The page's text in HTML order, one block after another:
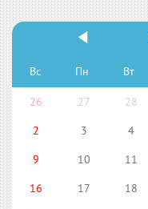
Вс Пн Вт
26 27 28
2
3 4
9
10 11
16
17 18